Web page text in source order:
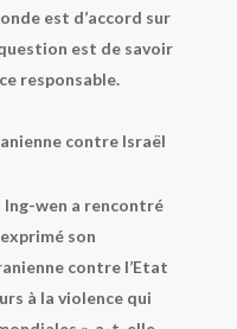
est d’accord sur
est de savoir
responsable.
contre Israël
wen a rencontré
son
contre l’Etat
à la violence qui